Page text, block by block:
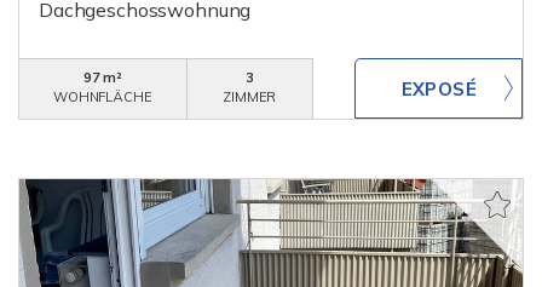
Dachgeschosswohnung
97 m²
WOHNFLÄCHE
3
ZIMMER